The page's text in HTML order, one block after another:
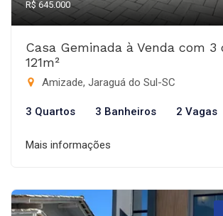
R$ 645.000
Casa Geminada à Venda com 3
121m²
Amizade, Jaraguá do Sul-SC
3 Quartos 3 Banheiros 2 Vagas
Mais informações